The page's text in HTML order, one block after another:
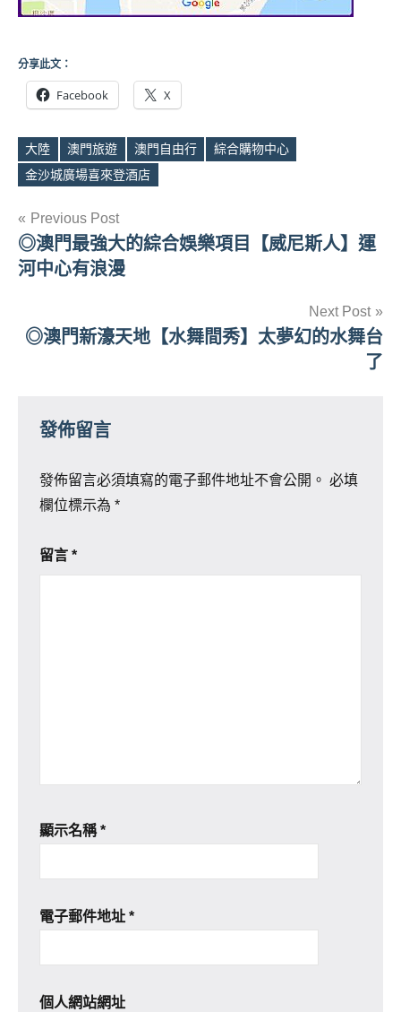
分享此文：
Facebook X
Tags
大陸 澳門旅遊 澳門自由行
綜合購物中心
金沙城廣場喜來登酒店
文
章
覽
Previous Post
◎澳門最強大的綜合娛樂項目【威尼斯人】運
河中心有浪漫
Next Post
◎澳門新濠天地【水舞間秀】太夢幻的水舞台
了
發佈留言
發佈留言必須填寫的電子郵件地址不會公開。 必填
欄位標示為 *
留言 *
顯示名稱*
電子郵件地址 *
個人網站網址